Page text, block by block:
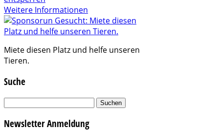
Weitere Informationen
Miete diesen Platz und helfe unseren
Tieren.
Suche
Suchen
Newsletter Anmeldung